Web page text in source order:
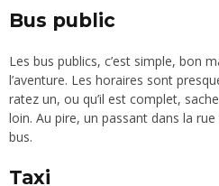
Bus public
Les bus publics, c’est simple, bon
l’aventure. Les horaires sont
ratez un, ou qu’il est complet,
loin. Au pire, un passant dans la
bus.
Taxi